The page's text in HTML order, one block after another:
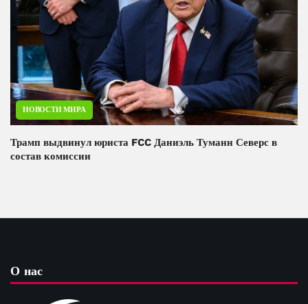
НОВОСТИ МИРА
Трамп выдвинул юриста FCC Даниэль Туманн Северс в
состав комиссии
О нас